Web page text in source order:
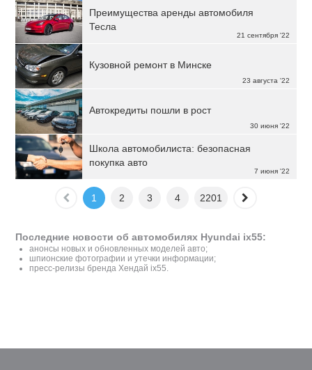
21 сентября '22
Преимущества аренды автомобиля
Тесла
23 августа '22
Кузовной ремонт в Минске
30 июня '22
Автокредиты пошли в рост
7 июня '22
Школа автомобилиста: безопасная
покупка авто
1 2 3 4 2201
Последние новости об автомобилях Hyundai ix55:
анонсы новых и обновленных моделей авто;
шпионские фотографии и утечки информации;
пресс-релизы бренда Хендай ix55.